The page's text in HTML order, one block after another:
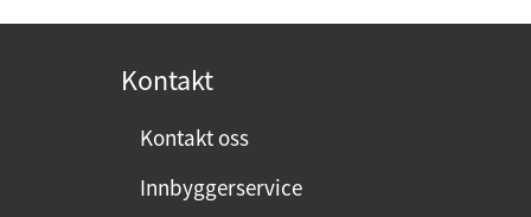
Kontakt
Kontakt oss
Innbyggerservice